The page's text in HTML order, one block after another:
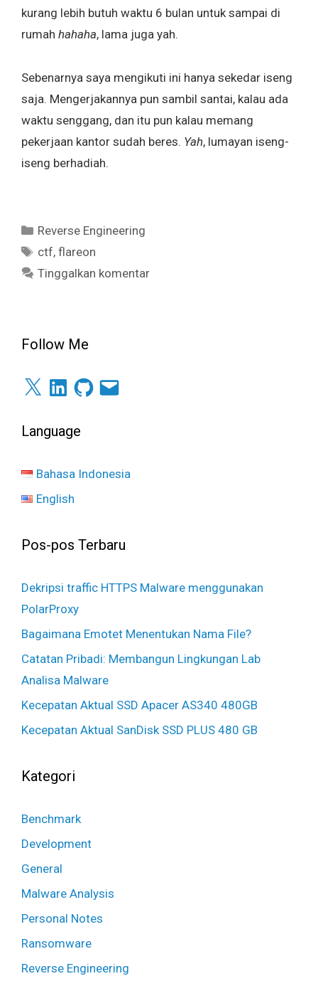
kurang lebih butuh waktu 6 bulan untuk sampai di
rumah hahaha, lama juga yah.
Sebenarnya saya mengikuti ini hanya sekedar iseng
saja. Mengerjakannya pun sambil santai, kalau ada
waktu senggang, dan itu pun kalau memang
pekerjaan kantor sudah beres. Yah, lumayan iseng-
iseng berhadiah.
Kategori
Reverse Engineering
Tag
ctf,flareon
Tinggalkan komentar
Follow Me
X LinkedInGitHubSurel
Language
Bahasa Indonesia
English
Pos-pos Terbaru
Dekripsi traffic HTTPS Malware menggunakan
PolarProxy
Bagaimana Emotet Menentukan Nama File?
Catatan Pribadi: Membangun Lingkungan Lab
Analisa Malware
Kecepatan Aktual SSD Apacer AS340 480GB
Kecepatan Aktual SanDisk SSD PLUS 480 GB
Kategori
Benchmark
Development
General
Malware Analysis
Personal Notes
Ransomware
Reverse Engineering